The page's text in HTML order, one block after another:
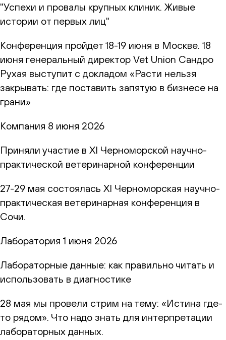
"Успехи и провалы крупных клиник. Живые
истории от первых лиц"
Конференция пройдет 18-19 июня в Москве. 18
июня генеральный директор Vet Union Сандро
Рухая выступит с докладом «Расти нельзя
закрывать: где поставить запятую в бизнесе на
грани»
Компания 8 июня 2026
Приняли участие в XI Черноморской научно-
практической ветеринарной конференции
27-29 мая состоялась XI Черноморская научно-
практическая ветеринарная конференция в
Сочи.
Лаборатория 1 июня 2026
Лабораторные данные: как правильно читать и
использовать в диагностике
28 мая мы провели стрим на тему: «Истина где-
то рядом». Что надо знать для интерпретации
лабораторных данных.